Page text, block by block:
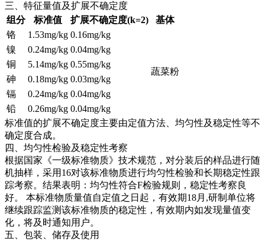
三、特征量值及扩展不确定度
组分
标准值 扩展不确定度(k=2)
基体
铬
1.53mg/kg 0.16mg/kg
蔬菜粉
镍 0.24mg/kg 0.04mg/kg
铜
5.14mg/kg 0.55mg/kg
砷
0.18mg/kg 0.03mg/kg
镉
0.24mg/kg 0.04mg/kg
铅
0.26mg/kg 0.04mg/kg
标准值的扩展不确定度主要由定值方法、均匀性及稳定性等不
确定度合成。
四、均匀性检验及稳定性考察
根据国家《一级标准物质》技术规范，对分装后的样品进行随
机抽样，采用16对该标准物质进行均匀性检验和长期稳定性跟
踪考察。结果表明：均匀性符合F检验规则，稳定性考察良
好。 本标准物质量值自定值之日起，有效期18月,研制单位将
继续跟踪监测该标准物质的稳定性，有效期内如发现量值变
化，将及时通知用户。
五、包装、储存及使用